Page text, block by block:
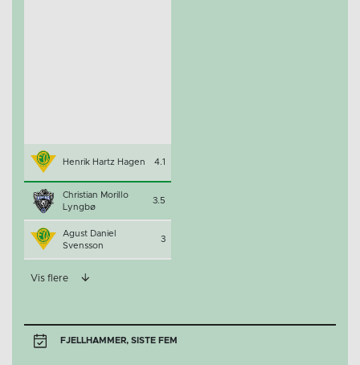
Henrik Hartz Hagen 4.1
Christian Morillo
Lyngbø
3.5
Agust Daniel
Svensson
3
Vis flere
FJELLHAMMER, SISTE FEM